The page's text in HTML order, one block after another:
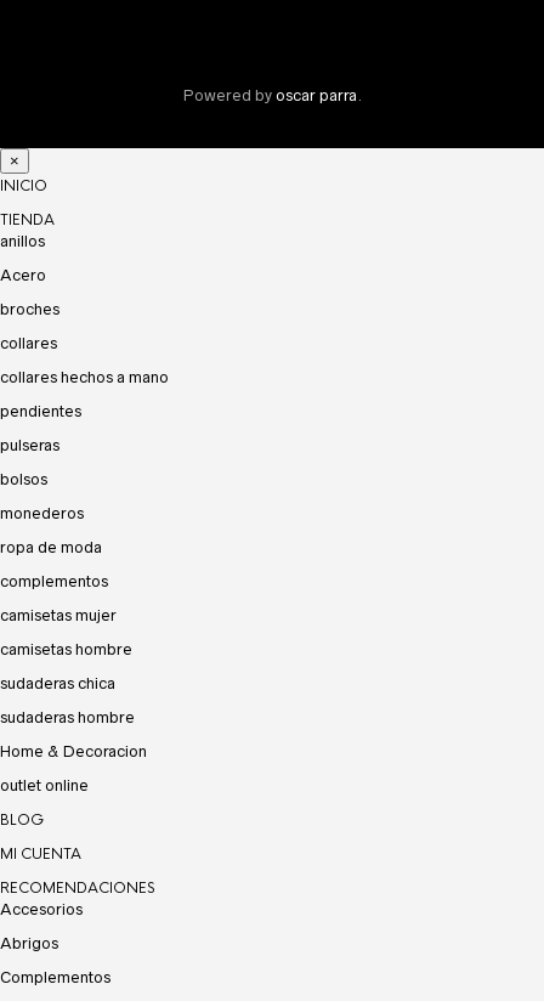
Powered by oscar parra .
×
INICIO
TIENDA
anillos
Acero
broches
collares
collares hechos a mano
pendientes
pulseras
bolsos
monederos
ropa de moda
complementos
camisetas mujer
camisetas hombre
sudaderas chica
sudaderas hombre
Home & Decoracion
outlet online
BLOG
MI CUENTA
RECOMENDACIONES
Accesorios
Abrigos
Complementos